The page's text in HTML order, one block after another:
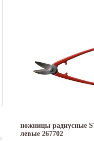
ножницы радиусные
левые 267702